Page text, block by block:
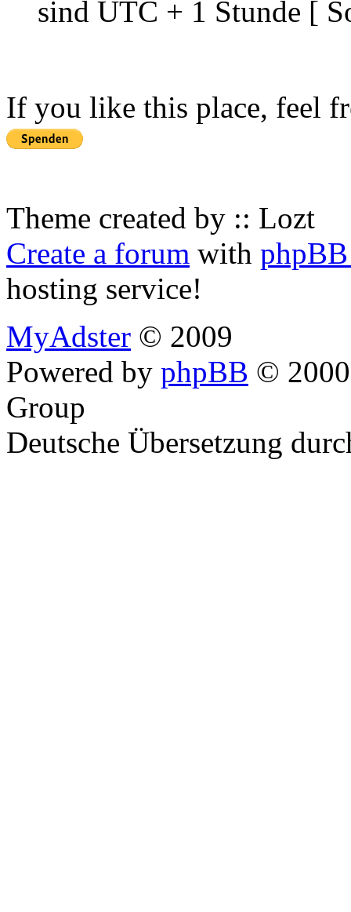
sind UTC + 1 Stunde [
If you like this place, feel
Theme created by :: Lozt
Create a forum with
hosting service!
MyAdster © 2009
Powered by phpBB ©
Group
Deutsche Übersetzung